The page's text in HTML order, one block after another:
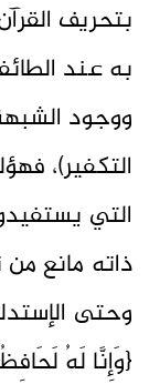
بتحريف
به عند
ووجود
التكفير)،
التي
ذاته مانع
وحتى
{وَإِنَّا لَهُ